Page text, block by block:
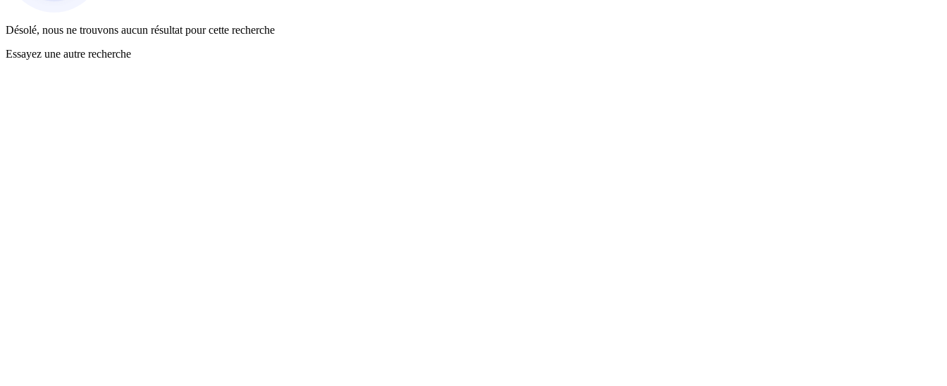
Désolé, nous ne trouvons aucun résultat pour cette recherche
Essayez une autre recherche